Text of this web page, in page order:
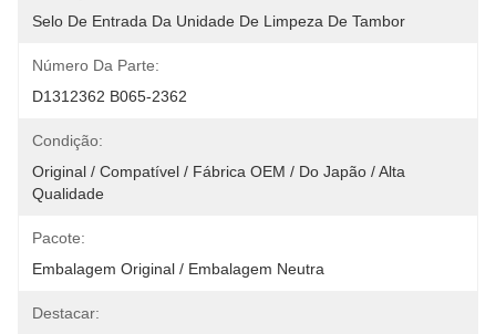
Selo De Entrada Da Unidade De Limpeza De Tambor
Número Da Parte:
D1312362 B065-2362
Condição:
Original / Compatível / Fábrica OEM / Do Japão / Alta
Qualidade
Pacote:
Embalagem Original / Embalagem Neutra
Destacar: